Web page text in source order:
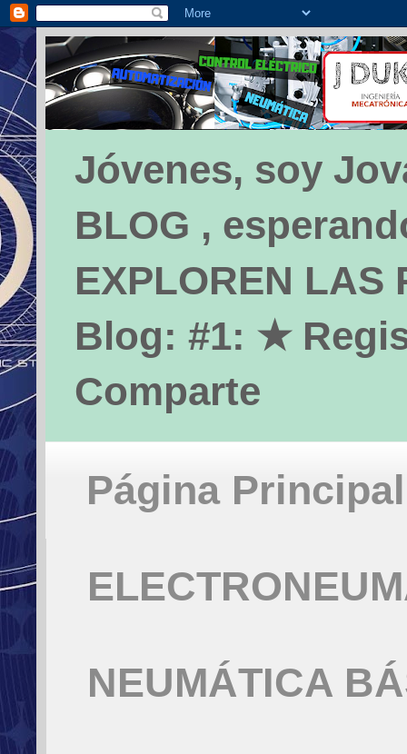
Jóvenes, soy
BLOG ,
EXPLOREN LAS
Blog: #1: ★
Comparte
Página Principal
NEUMÁTICA